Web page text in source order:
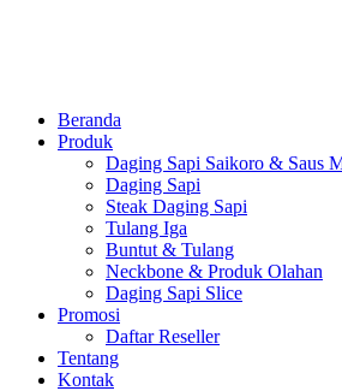
Beranda
Produk
Daging Sapi Saikoro & Saus
Daging Sapi
Steak Daging Sapi
Tulang Iga
Buntut & Tulang
Neckbone & Produk Olahan
Daging Sapi Slice
Promosi
Daftar Reseller
Tentang
Kontak